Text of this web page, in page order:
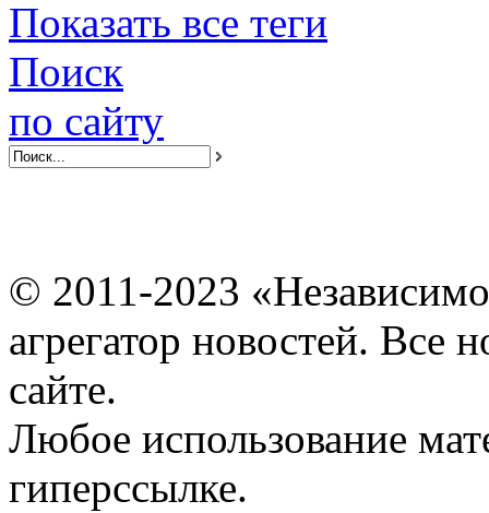
Показать все теги
Поиск
по сайту
© 2011-2023
агрегатор новостей. Все
сайте.
Любое использование
гиперссылке.